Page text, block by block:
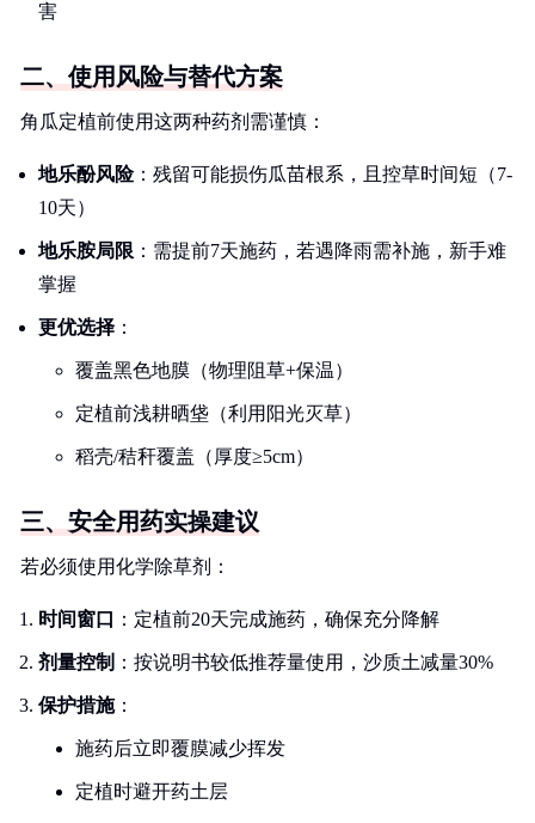
害
二、使用风险与替代方案
角瓜定植前使用这两种药剂需谨慎：
地乐酚风险：残留可能损伤瓜苗根系，且控草时间短（7-
10天）
地乐胺局限 ：需提前7天施药，若遇降雨需补施，新手难
掌握
更优选择 ：
覆盖黑色地膜（物理阻草+保温）
定植前浅耕晒垡（利用阳光灭草）
稻壳/秸秆覆盖（厚度≥5cm）
三、安全用药实操建议
若必须使用化学除草剂：
时间窗口 ：定植前20天完成施药，确保充分降解
剂量控制 ：按说明书较低推荐量使用，沙质土减量30%
保护措施：
施药后立即覆膜减少挥发
定植时避开药土层